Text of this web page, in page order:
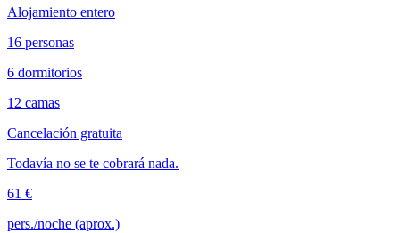
Alojamiento entero
16 personas
6 dormitorios
12 camas
Cancelación gratuita
Todavía no se te cobrará nada.
61 €
pers./noche (aprox.)